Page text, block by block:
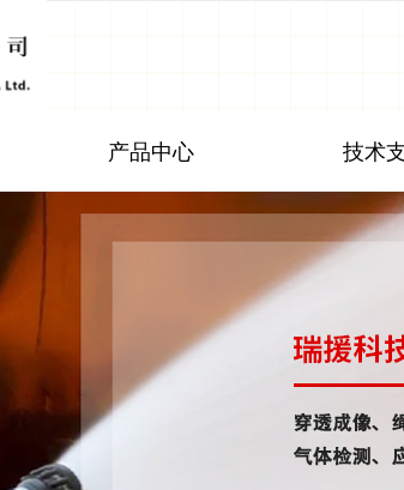
产品中心 技术